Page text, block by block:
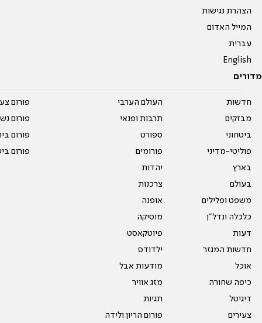
הצהרת נגישות
המייל האדום
עברית
English
מדורים
חדשות
מבזקים
ביטחוני
פוליטי-מדיני
בארץ
בעולם
משפט ופלילים
כלכלה ונדל"ן
דעות
חדשות המגזר
אוכל
כיפה שחורה
דיגיטל
צעירים
העולם הערבי
תרבות ופנאי
ספורט
פורומים
יהדות
צרכנות
אופנה
מוסיקה
פיוטקאסט
ילדודס
מודעות אבל
מזג אוויר
תגיות
פורום הריון ולידה
פורום
פורום
פורום
פורום